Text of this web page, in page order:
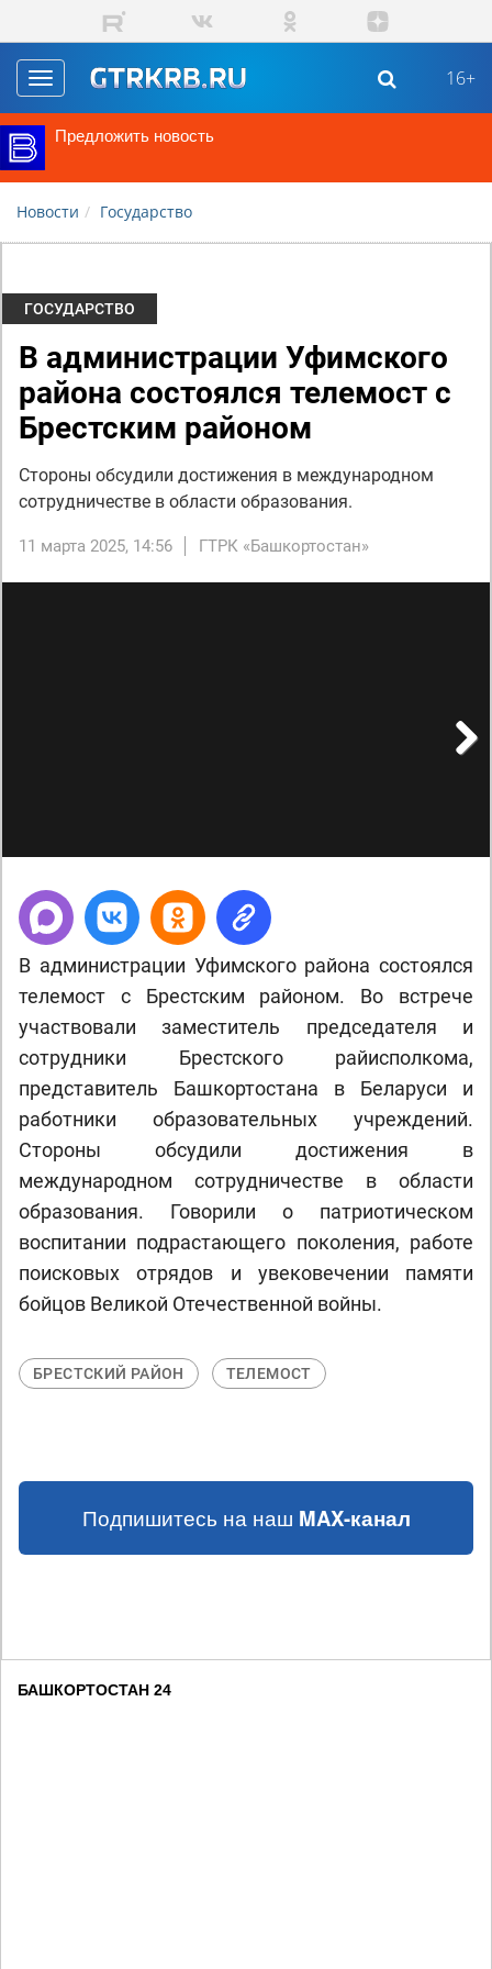
Перейти к основному содержанию
Toggle
navigation
16+
Предложить новость
Новости Государство
ГОСУДАРСТВО
В администрации Уфимского
района состоялся телемост с
Брестским районом
Стороны обсудили достижения в международном
сотрудничестве в области образования.
11 марта 2025, 14:56 ГТРК «Башкортостан»
В администрации Уфимского района состоялся
телемост с Брестским районом. Во встрече
участвовали заместитель председателя и
сотрудники Брестского райисполкома,
представитель Башкортостана в Беларуси и
работники образовательных учреждений.
Стороны обсудили достижения в
международном сотрудничестве в области
образования. Говорили о патриотическом
воспитании подрастающего поколения, работе
поисковых отрядов и увековечении памяти
бойцов Великой Отечественной войны.
БРЕСТСКИЙ РАЙОН ТЕЛЕМОСТ
Подпишитесь на наш MAX-канал
БАШКОРТОСТАН 24